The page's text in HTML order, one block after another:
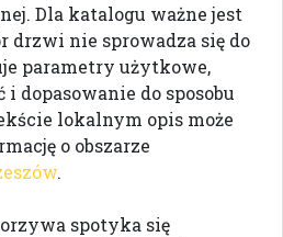
Dla katalogu ważne jest
drzwi nie sprowadza się do
parametry użytkowe,
i dopasowanie do sposobu
lokalnym opis może
o obszarze
.
spotyka się